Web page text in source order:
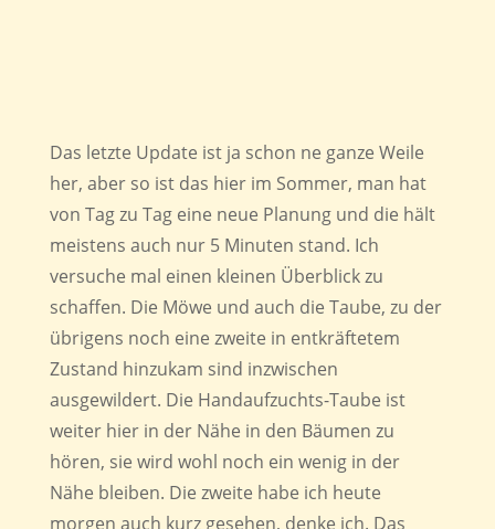
Das letzte Update ist ja schon ne ganze Weile
her, aber so ist das hier im Sommer, man hat
von Tag zu Tag eine neue Planung und die hält
meistens auch nur 5 Minuten stand. Ich
versuche mal einen kleinen Überblick zu
schaffen. Die Möwe und auch die Taube, zu der
übrigens noch eine zweite in entkräftetem
Zustand hinzukam sind inzwischen
ausgewildert. Die Handaufzuchts-Taube ist
weiter hier in der Nähe in den Bäumen zu
hören, sie wird wohl noch ein wenig in der
Nähe bleiben. Die zweite habe ich heute
morgen auch kurz gesehen, denke ich. Das